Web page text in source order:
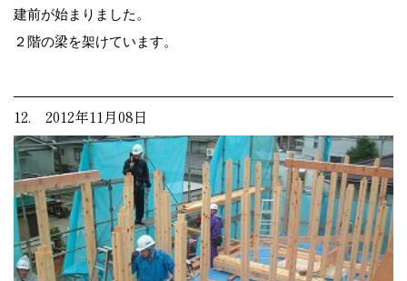
建前が始まりました。
２階の梁を架けています。
12. 2012年11月08日